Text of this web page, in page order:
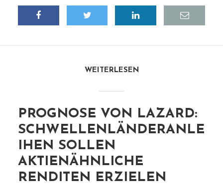
WEITERLESEN
PROGNOSE VON LAZARD:
SCHWELLENLÄNDERANLE
IHEN SOLLEN
AKTIENÄHNLICHE
RENDITEN ERZIELEN